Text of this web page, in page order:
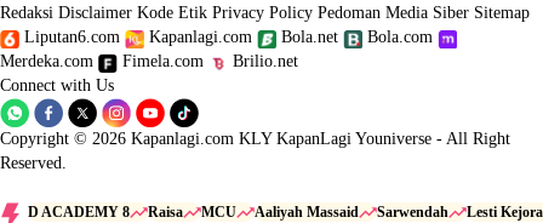
Redaksi Disclaimer Kode Etik Privacy Policy Pedoman Media Siber Sitemap
Liputan6.com
Kapanlagi.com Bola.net
Bola.com
Merdeka.com
Fimela.com
Brilio.net
Connect with Us
Copyright © 2026 Kapanlagi.com KLY KapanLagi Youniverse - All Right
Reserved.
D ACADEMY 8 Raisa MCU Aaliyah Massaid Sarwendah Lesti Kejora